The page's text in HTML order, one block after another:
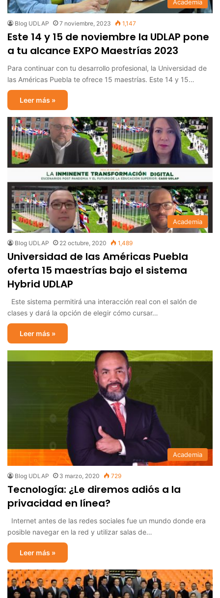
Academia
Blog UDLAP 7 noviembre, 2023 1,147
Este 14 y 15 de noviembre la UDLAP pone
a tu alcance EXPO Maestrías 2023
Para continuar con tu desarrollo profesional, la Universidad de
las Américas Puebla te ofrece 15 maestrías. Este 14 y 15…
Leer más »
Academia
Blog UDLAP 22 octubre, 2020 1,489
Universidad de las Américas Puebla
oferta 15 maestrías bajo el sistema
Hybrid UDLAP
Este sistema permitirá una interacción real con el salón de
clases y dará la opción de elegir cómo cursar…
Leer más »
Academia
Blog UDLAP 3 marzo, 2020 729
Tecnología: ¿Le diremos adiós a la
privacidad en línea?
Internet antes de las redes sociales fue un mundo donde era
posible navegar en la red y utilizar salas de…
Leer más »